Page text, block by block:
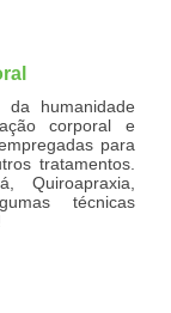
humanidade
corporal e
para
tratamentos.
Quiroapraxia,
técnicas